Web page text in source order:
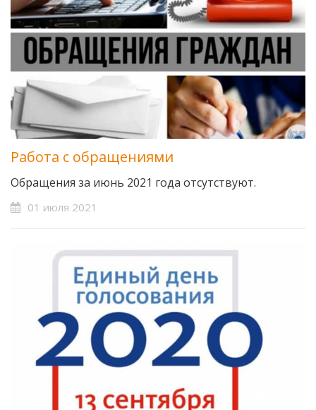
Работа с обращениями
Обращения за июнь 2021 года отсутствуют.
01 июля 2021